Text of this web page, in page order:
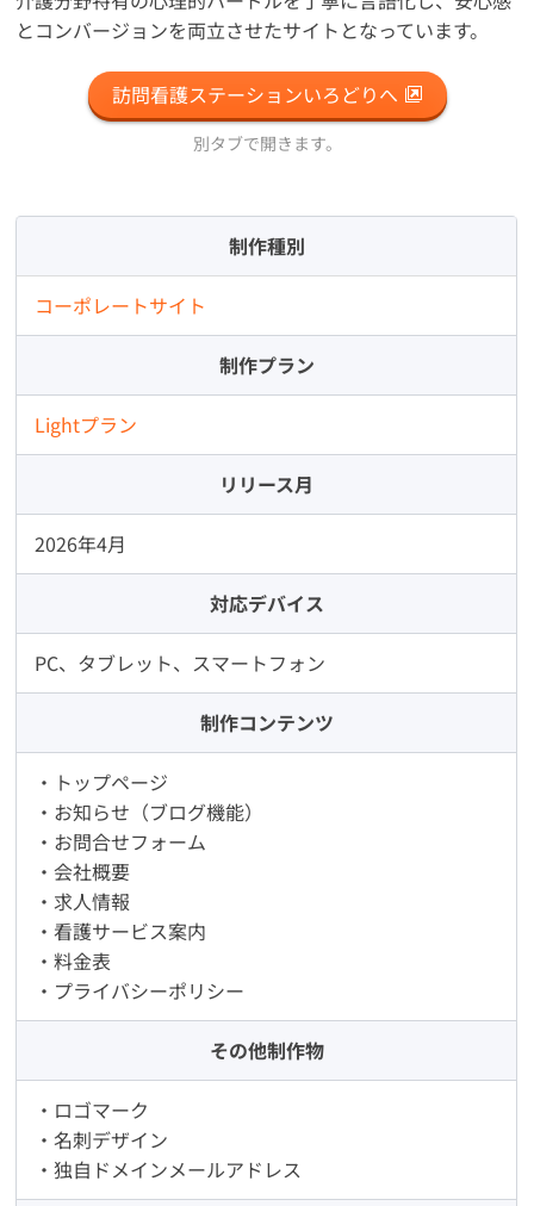
とコンバージョンを両立させたサイトとなっています。
訪問看護ステーションいろどりへ
別タブで開きます。
制作種別
コーポレートサイト
制作プラン
Lightプラン
リリース月
2026年4月
対応デバイス
PC、タブレット、スマートフォン
制作コンテンツ
・トップページ
・お知らせ（ブログ機能）
・お問合せフォーム
・会社概要
・求人情報
・看護サービス案内
・料金表
・プライバシーポリシー
その他制作物
・ロゴマーク
・名刺デザイン
・独自ドメインメールアドレス